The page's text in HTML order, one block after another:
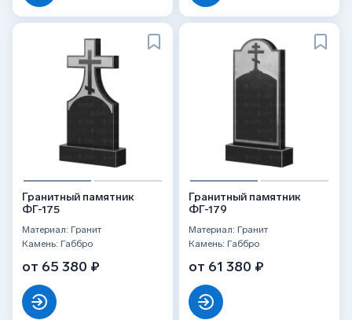
Гранитный памятник
ФГ-175
Материал: Гранит
Камень: Габбро
от 65 380 ₽
Гранитный памятник
ФГ-179
Материал: Гранит
Камень: Габбро
от 61 380 ₽